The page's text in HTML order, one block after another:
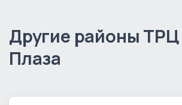
Другие районы
Плаза